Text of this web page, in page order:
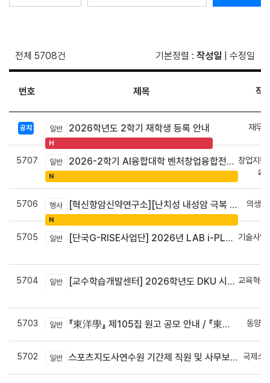
전체 5708건 기본정렬 : 작성일 수정일
번호 제목 작
공지 일반 2026학년도 2학기 재학생 등록 안내
H
재무
5707 일반 2026-2학기 AI융합대학 벤처창업융합전공 안내
N
창업지원
육
5706 행사 [혁신항암신약연구소][난치성 내성암 극복 차세대 신약개발 글로벌 사업단] 심포지엄 8월 24일 ~ 25일
N
의생
5705 일반 [단국G-RISE사업단] 2026년 LAB i-PLUG 프로그램 과제 공고(~10.9.(금)까지)
기술사업
5704 일반 [교수학습개발센터] 2026학년도 DKU 시그니처 교수법 적용 교과목 개발 신청 안내
교육혁신
5703 일반 『東洋學』 제105집 원고 공모 안내 / 『東洋學』第105輯征稿启事 / Call for Papers : The Oriental Studies, the 105th Issue 동양
5702 일반 스포츠지도사연수원 기간제 직원 및 사무보조원 채용 공고 국제스